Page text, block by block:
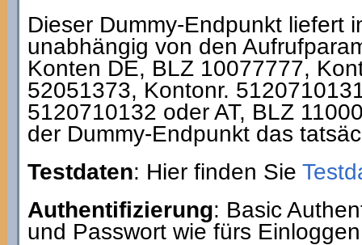
Dieser Dummy-Endpunkt liefert
unabhängig von den
Konten DE, BLZ 10077777,
52051373, Kontonr.
5120710132 oder AT, BLZ
der Dummy-Endpunkt das
Testdaten: Hier finden Sie
Authentifizierung: Basic
und Passwort wie fürs